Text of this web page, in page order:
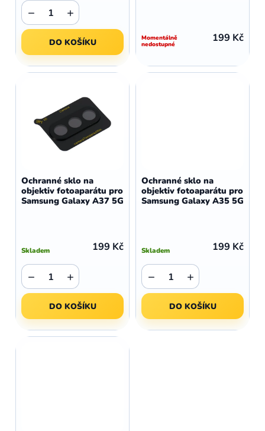
+
−
DO KOŠÍKU Momentálně
nedostupné 199 Kč
Ochranné sklo na
objektiv fotoaparátu pro
Samsung Galaxy A37 5G
Skladem 199 Kč
+
−
DO KOŠÍKU
Ochranné sklo na
objektiv fotoaparátu pro
Samsung Galaxy A35 5G
Skladem 199 Kč
+
−
DO KOŠÍKU